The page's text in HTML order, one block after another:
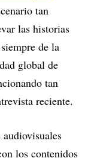
tan
las historias
de la
global de
tan
reciente.
los contenidos